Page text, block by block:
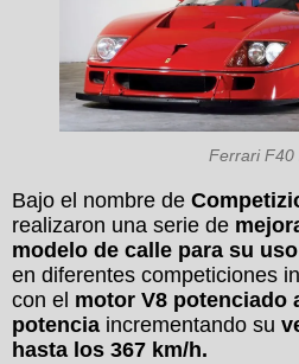
Ferrari F40
Bajo el nombre de
realizaron una serie de
modelo de calle para su
en diferentes competiciones
con el motor V8 potenciado
potencia incrementando su
hasta los 367 km/h.